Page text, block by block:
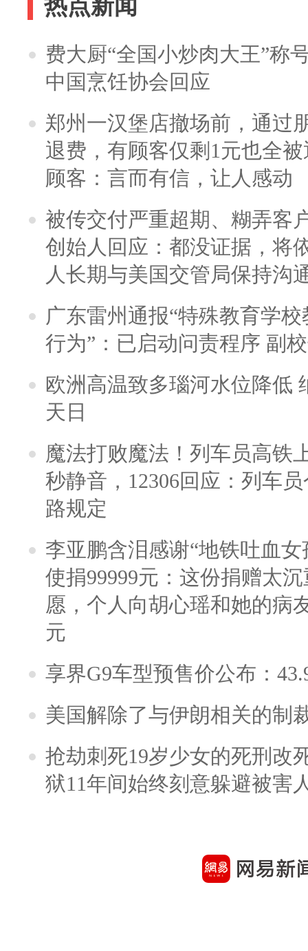
热点新闻
费大厨“全国小炒肉大王”称
中国烹饪协会回应
郑州一汉堡店撤场前，通过
退费，有顾客仅剩1元也全
顾客：言而有信，让人感动
被传交付严重超期、糊弄客
创始人回应：都没证据，将
人长期与美国交管局保持沟
广东雷州通报“特殊教育学
行为”：已启动问责程序 副
欧洲高温致多瑙河水位降低
天日
魔法打败魔法！列车员高铁
秒静音，12306回应：列车
路规定
李亚鹏含泪感谢“地铁吐血
使捐99999元：这份捐赠太
愿，个人向胡心瑶和她的病
元
享界G9车型预售价公布：
美国解除了与伊朗相关的制
抢劫刺死19岁少女的死刑改
狱11年间始终刻意躲避被害